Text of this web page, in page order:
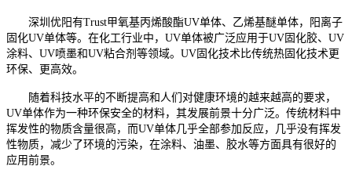
深圳优阳有Trust甲氧基丙烯酸酯UV单体、乙烯基醚单体，阳离子
固化UV单体等。在化工行业中，UV单体被广泛应用于UV固化胶、UV
涂料、UV喷墨和UV粘合剂等领域。UV固化技术比传统热固化技术更
环保、更高效。
随着科技水平的不断提高和人们对健康环境的越来越高的要求，
UV单体作为一种环保安全的材料，其发展前景十分广泛。传统材料中
挥发性的物质含量很高，而UV单体几乎全部参加反应，几乎没有挥发
性物质，减少了环境的污染，在涂料、油墨、胶水等方面具有很好的
应用前景。